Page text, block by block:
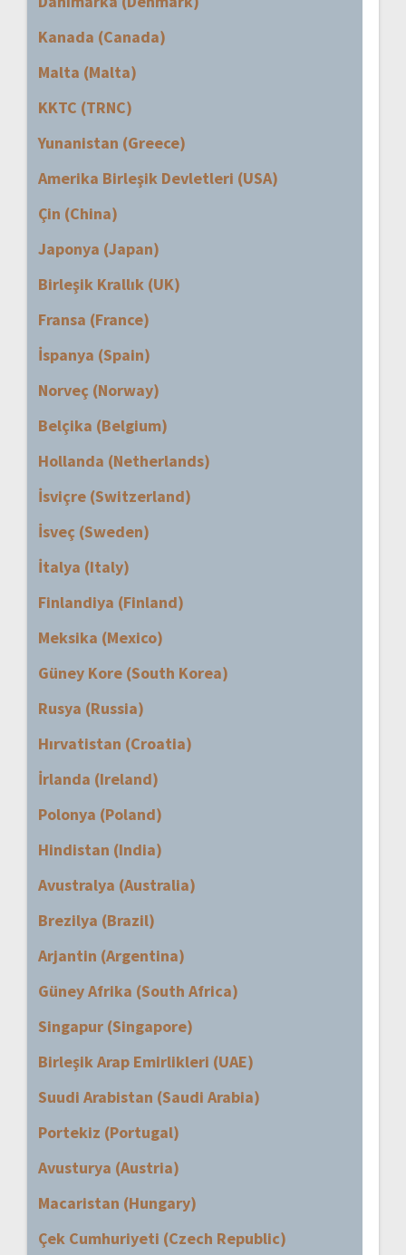
Kanada (Canada)
Malta (Malta)
KKTC (TRNC)
Yunanistan (Greece)
Amerika Birleşik Devletleri (USA)
Çin (China)
Japonya (Japan)
Birleşik Krallık (UK)
Fransa (France)
İspanya (Spain)
Norveç (Norway)
Belçika (Belgium)
Hollanda (Netherlands)
İsviçre (Switzerland)
İsveç (Sweden)
İtalya (Italy)
Finlandiya (Finland)
Meksika (Mexico)
Güney Kore (South Korea)
Rusya (Russia)
Hırvatistan (Croatia)
İrlanda (Ireland)
Polonya (Poland)
Hindistan (India)
Avustralya (Australia)
Brezilya (Brazil)
Arjantin (Argentina)
Güney Afrika (South Africa)
Singapur (Singapore)
Birleşik Arap Emirlikleri (UAE)
Suudi Arabistan (Saudi Arabia)
Portekiz (Portugal)
Avusturya (Austria)
Macaristan (Hungary)
Çek Cumhuriyeti (Czech Republic)